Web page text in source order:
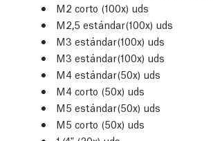
M2 corto (100x) uds
M2,5 estándar(100x) uds
M3 estándar(100x) uds
M3 estándar(100x) uds
M4 estándar(50x) uds
M4 corto (50x) uds
M5 estándar(50x) uds
M5 corto (50x) uds